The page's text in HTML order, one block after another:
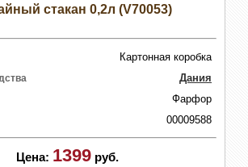
стакан 0,2л (V70053)
Картонная коробка
Дания
Фарфор
00009588
Цена: 1399 руб.